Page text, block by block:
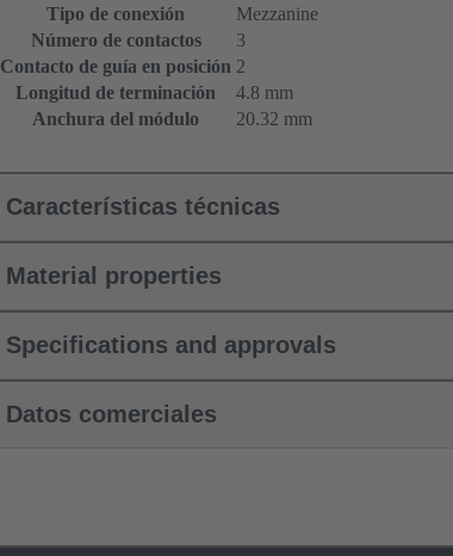
Tipo de conexión
Mezzanine
Número de contactos
3
Contacto de guía en posición 2
Longitud de terminación
4.8 mm
Anchura del módulo
20.32 mm
Características técnicas
Material properties
Specifications and approvals
Datos comerciales